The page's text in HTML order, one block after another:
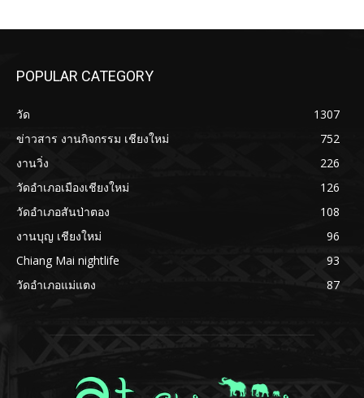
POPULAR CATEGORY
วัด
1307
ข่าวสาร งานกิจกรรม เชียงใหม่
752
งานวิ่ง
226
วัดอำเภอเมืองเชียงใหม่
126
วัดอำเภอสันป่าตอง
108
งานบุญ เชียงใหม่
96
Chiang Mai nightlife
93
วัดอำเภอแม่แตง
87